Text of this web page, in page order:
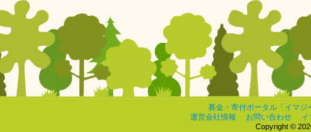
募金・寄付ポータル「イマジ
運営会社情報
お問い合わせ
イ
Copyright ©